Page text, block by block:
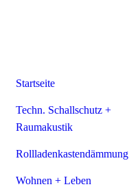
Startseite
Techn. Schallschutz +
Raumakustik
Rollladenkastendämmung
Wohnen + Leben